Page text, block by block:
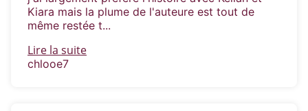
Kiara mais la plume de l'auteure est tout de
même restée t...
Lire la suite
chlooe7